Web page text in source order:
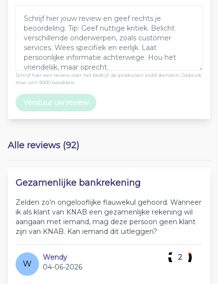
Schrijf hier een review over het bedrijf, de producten en/of diensten. Gebruik
max zo’n 5000 karakters
Verstuur uw review
Alle reviews (92)
Gezamenlijke bankrekening
Zelden zo'n ongelooflijke flauwekul gehoord. Wanneer
ik als klant van KNAB een gezamenlijke rekening wil
aangaan met iemand, mag deze persoon geen klant
zijn van KNAB. Kan iemand dit uitleggen?
W
Wendy
04-06-2026
2